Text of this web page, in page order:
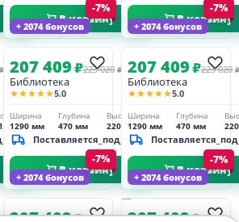
В корзину В корзину
₽
мм
+ 2074 бонусов
-7%
207 409₽223 020 ₽
Библиотека
★★★★★5.0
Ширина
1290 мм
Глубина
470 мм
Высота
2200 мм
Поставляется_под_заказ
В корзину
+ 2074 бонусов
-7%
207 409₽223 020 ₽
Библиотека
★★★★★5.0
Ширина
1290 мм
Глубина
470 мм
В корзину
+ 2074 бонусов
-7%
207 409₽
+ 2074 бонусов
-7%